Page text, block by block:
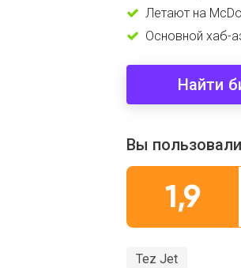
Летают на
Основной хаб-
Найти
Вы
1,9
Tez Jet